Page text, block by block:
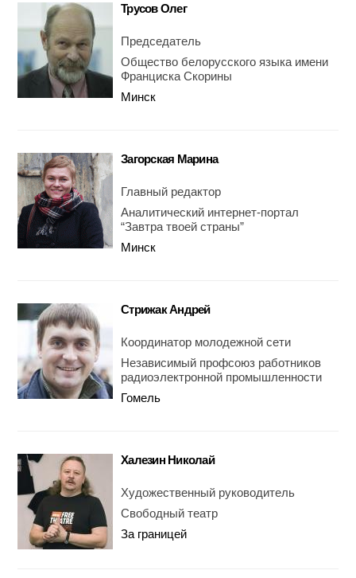
Трусов Олег
Председатель
Общество белорусского языка имени
Франциска Скорины
Минск
Загорская Марина
Главный редактор
Аналитический интернет-портал
“Завтра твоей страны”
Минск
Стрижак Андрей
Координатор молодежной сети
Независимый профсоюз работников
радиоэлектронной промышленности
Гомель
Халезин Николай
Художественный руководитель
Свободный театр
За границей